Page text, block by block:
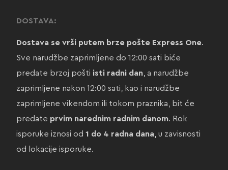
DOSTAVA:
Dostava se vrši putem brze pošte Express One.
Sve narudžbe zaprimljene do 12:00 sati biće
predate brzoj pošti isti radni dan, a narudžbe
zaprimljene nakon 12:00 sati, kao i narudžbe
zaprimljene vikendom ili tokom praznika, bit će
predate prvim narednim radnim danom. Rok
isporuke iznosi od 1 do 4 radna dana, u zavisnosti
od lokacije isporuke.